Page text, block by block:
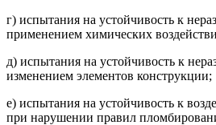
г) испытания на устойчивость к
применением химических
д) испытания на устойчивость к
изменением элементов конструкции;
е) испытания на устойчивость к
при нарушении правил